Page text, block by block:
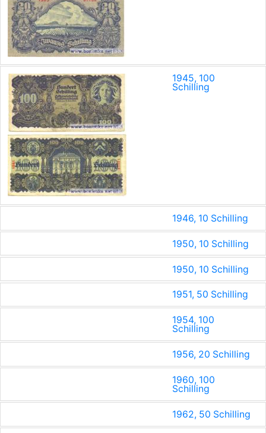
1945, 100
Schilling
1946, 10 Schilling
1950, 10 Schilling
1950, 10 Schilling
1951, 50 Schilling
1954, 100
Schilling
1956, 20 Schilling
1960, 100
Schilling
1962, 50 Schilling